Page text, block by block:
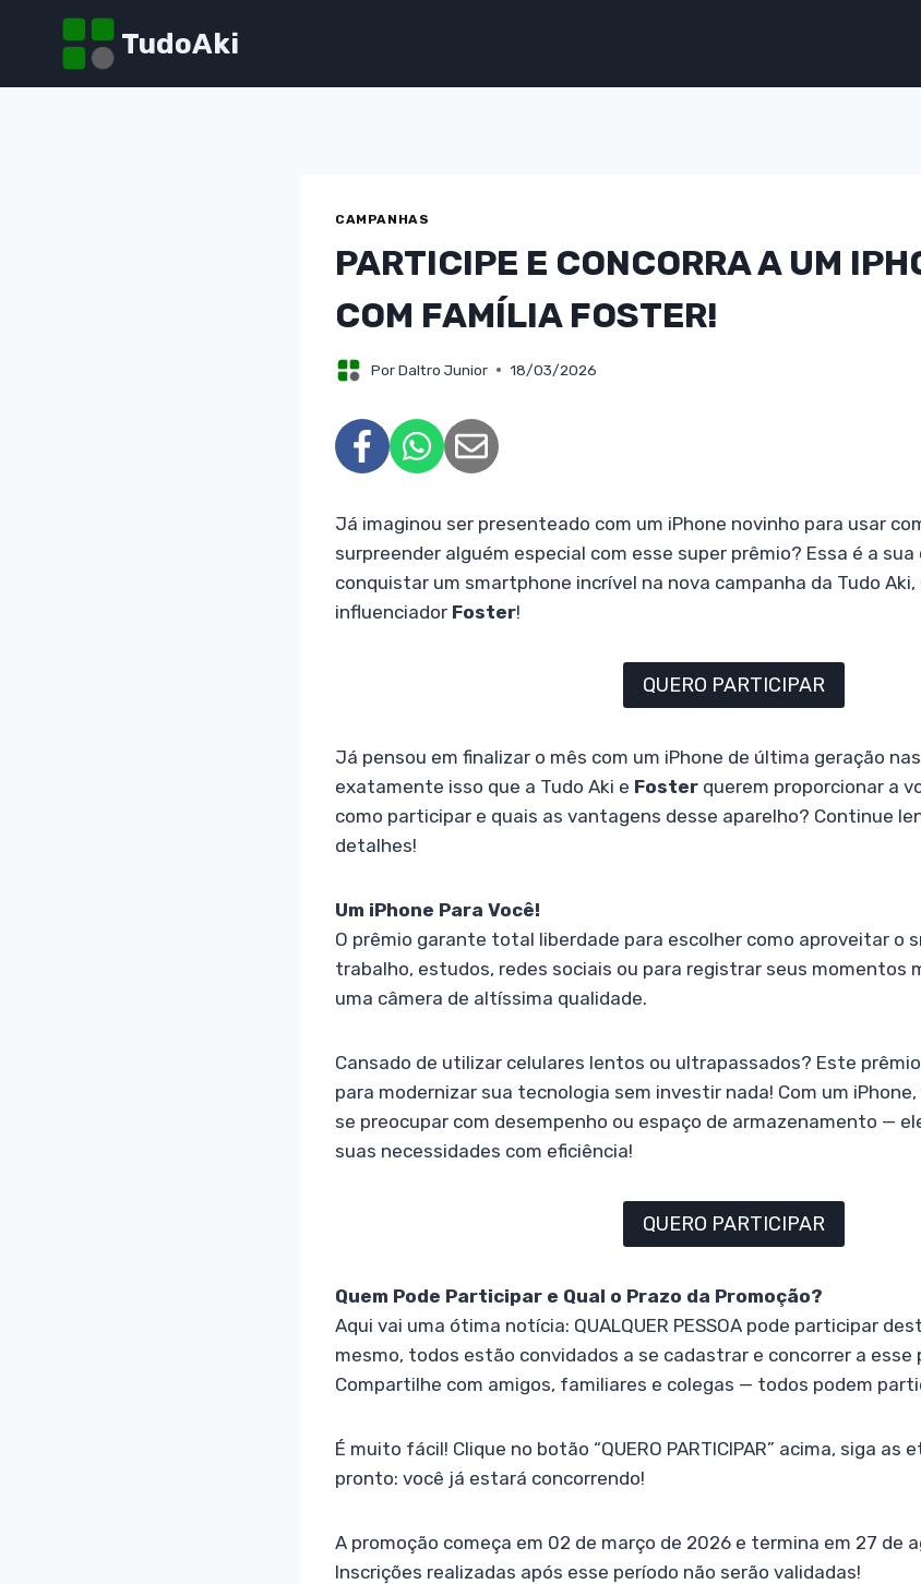
TudoAki
CAMPANHAS
PARTICIPE E CONCORRA A UM
COM FAMÍLIA FOSTER!
PorDaltro Junior 18/03/2026
Já imaginou ser presenteado com um iPhone novinho para usar
surpreender alguém especial com esse super prêmio? Essa é a
conquistar um smartphone incrível na nova campanha da Tudo Aki,
influenciador Foster!
QUERO PARTICIPAR
Já pensou em finalizar o mês com um iPhone de última geração
exatamente isso que a Tudo Aki e Foster querem proporcionar a
como participar e quais as vantagens desse aparelho? Continue
detalhes!
Um iPhone Para Você!
O prêmio garante total liberdade para escolher como aproveitar o
trabalho, estudos, redes sociais ou para registrar seus momentos
uma câmera de altíssima qualidade.
Cansado de utilizar celulares lentos ou ultrapassados? Este
para modernizar sua tecnologia sem investir nada! Com um
se preocupar com desempenho ou espaço de armazenamento —
suas necessidades com eficiência!
QUERO PARTICIPAR
Quem Pode Participar e Qual o Prazo da Promoção?
Aqui vai uma ótima notícia: QUALQUER PESSOA pode participar
mesmo, todos estão convidados a se cadastrar e concorrer a esse
Compartilhe com amigos, familiares e colegas — todos podem
É muito fácil! Clique no botão “QUERO PARTICIPAR” acima, siga as
pronto: você já estará concorrendo!
A promoção começa em 02 de março de 2026 e termina em 27 de
Inscrições realizadas após esse período não serão validadas!